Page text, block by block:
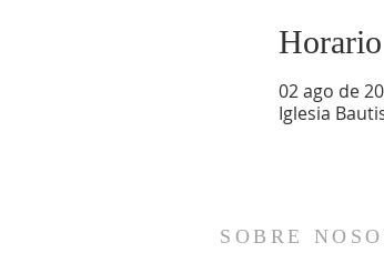
02 ago de
Iglesia
SOBRE